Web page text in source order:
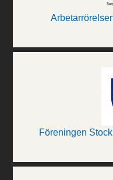
Föreningen